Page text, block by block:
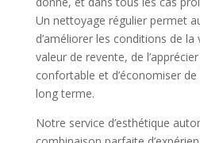
Un nettoyage régulier permet
d’améliorer les conditions de la
valeur de revente, de
confortable et d’économiser de
long terme.
Notre service d’esthétique